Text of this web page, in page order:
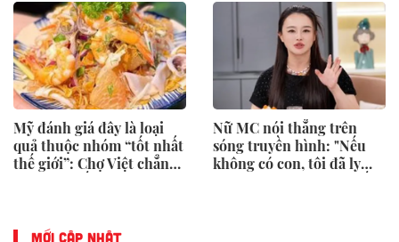
Mỹ đánh giá đây là loại
quả thuộc nhóm “tốt nhất
thế giới”: Chợ Việt chẳng
Nữ MC nói thẳng trên
sóng truyền hình: "Nếu
không có con, tôi đã ly
MỚI CẬP NHẬT